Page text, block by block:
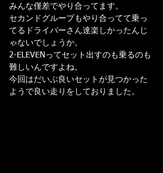
みんな僅差でやり合ってます。
セカンドグループもやり合ってて乗っ
てるドライバーさん達楽しかったんじ
ゃないでしょうか。
2-ELEVENってセット出すのも乗るのも
難しいんですよね。
今回はだいぶ良いセットが見つかった
ようで良い走りをしておりました。